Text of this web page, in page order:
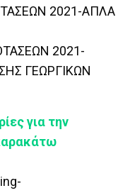
2021-ΑΠΛΑ
2021-
ΓΕΩΡΓΙΚΩΝ
για την